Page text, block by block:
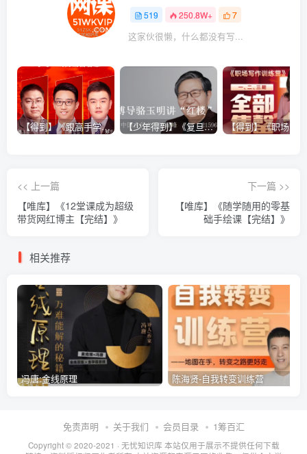
519 250.8W+ 7
这家伙很懒，什么都没有写...
【得到】《跟高手学销售系列课》 【少年得到】《复旦博导骆玉明讲“红楼”》
<< 上一篇
【唯库】《12堂课成为超级
带货网红博主【完结】》
下一篇 >>
【唯库】《随学随用的零基
础手绘课【完结】》
相关推荐
冯唐:金线原理 陈海贤-自我转变训练营
免责声明 关于我们 会员目录 1筹百汇
Copyright © 2020-2021 · 无忧知识库 本站仅用于展示不提供任何下载